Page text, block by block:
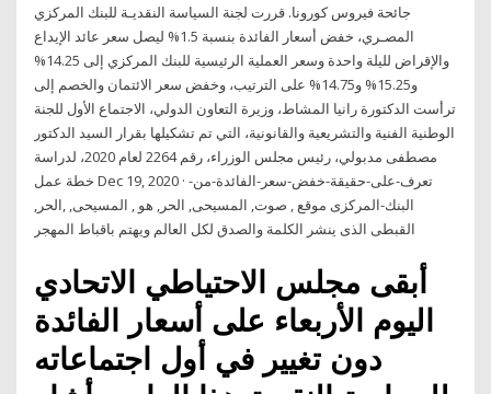
جائحة فيروس كورونا. قررت لجنة السياسة النقديـة للبنك المركزي
المصـري، خفض أسعار الفائدة بنسبة 1.5% ليصل سعر عائد الإيداع
والإقراض لليلة واحدة وسعر العملية الرئيسية للبنك المركزي إلى 14.25%
و15.25% و14.75% على الترتيب، وخفض سعر الائتمان والخصم إلى
ترأست الدكتورة رانيا المشاط، وزيرة التعاون الدولي، الاجتماع الأول للجنة
الوطنية الفنية والتشريعية والقانونية، التي تم تشكيلها بقرار السيد الدكتور
مصطفى مدبولي، رئيس مجلس الوزراء، رقم 2264 لعام 2020، لدراسة
خطة عمل Dec 19, 2020 · تعرف-على-حقيقة-خفض-سعر-الفائدة-من-
البنك-المركزى موقع , صوت, المسيحى, الحر, هو , المسيحى, ,الحر,
القبطى الذى ينشر الكلمة والصدق لكل العالم ويهتم باقباط المهجر
أبقى مجلس الاحتياطي الاتحادي
اليوم الأربعاء على أسعار الفائدة
دون تغيير في أول اجتماعاته